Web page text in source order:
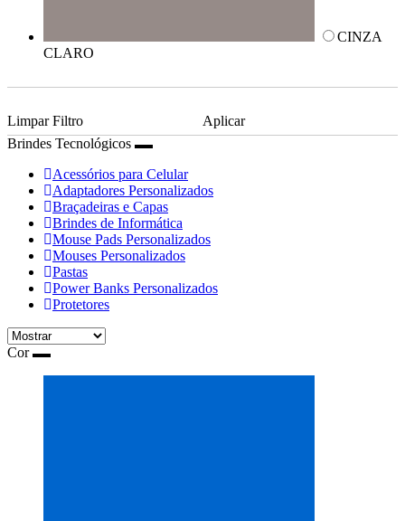
CINZA
CLARO
Limpar Filtro
Aplicar
Brindes Tecnológicos
Acessórios para Celular
Adaptadores Personalizados
Braçadeiras e Capas
Brindes de Informática
Mouse Pads Personalizados
Mouses Personalizados
Pastas
Power Banks Personalizados
Protetores
Cor